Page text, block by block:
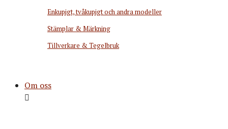
Enkupigt, tvåkupigt och andra modeller
Stämplar & Märkning
Tillverkare & Tegelbruk
Om oss